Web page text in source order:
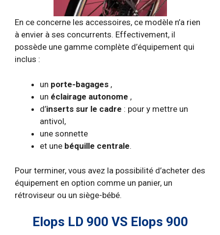
En ce concerne les accessoires, ce modèle n’a rien
à envier à ses concurrents. Effectivement, il
possède une gamme complète d’équipement qui
inclus :
un porte-bagages ,
un éclairage autonome ,
d’inserts sur le cadre : pour y mettre un
antivol,
une sonnette
et une béquille centrale.
Pour terminer, vous avez la possibilité d’acheter des
équipement en option comme un panier, un
rétroviseur ou un siège-bébé.
Elops LD 900 VS Elops 900